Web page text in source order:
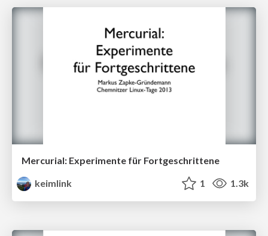
Mercurial: Experimente für Fortgeschrittene
keimlink
1 1.3k